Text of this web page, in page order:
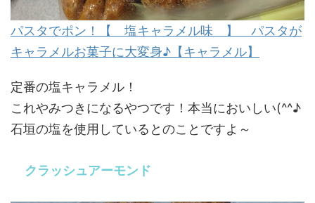
パスタでポン！【 塩キャラメル味 】 パスタが
キャラメルお菓子に大変身♪【キャラメル】
定番の塩キャラメル！
これやみつきになるやつです！本当においしい(^^♪
石垣の塩を使用しているとのことですよ～
クラッシュアーモンド